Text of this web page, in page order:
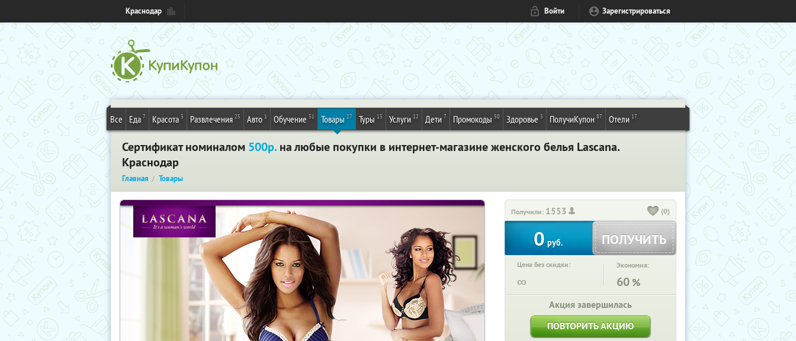
Краснодар Войти Зарегистрироваться
Все Еда 7 Красота 3 Развлечения 25 Авто 1 Обучение 31 Товары 27 Туры 13 Услуги 12 Дети 7 Промокоды 50 Здоровье 3 ПолучиКупон 87 Отели 17
Сертификат номиналом 500р. на любые покупки в интернет-магазине женского белья Lascana.
Краснодар
Главная Товары
Получили: 1553 (0)
0 руб. ПОЛУЧИТЬ
Цена без скидки:
∞
Экономия:
60 %
Акция завершилась
ПОВТОРИТЬ АКЦИЮ